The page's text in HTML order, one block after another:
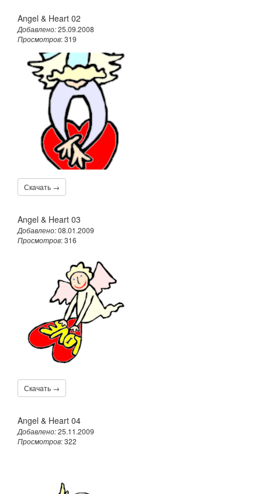
Angel & Heart 02
Добавлено:25.09.2008
Просмотров: 319
Скачать →
Angel & Heart 03
Добавлено:08.01.2009
Просмотров: 316
Скачать →
Angel & Heart 04
Добавлено:25.11.2009
Просмотров: 322